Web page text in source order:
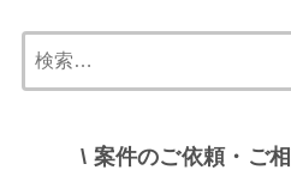
索
\ 案件のご依頼・ご